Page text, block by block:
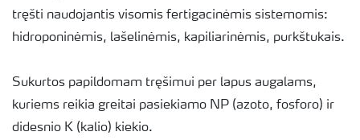
tręšti naudojantis visomis fertigacinėmis sistemomis:
hidroponinėmis, lašelinėmis, kapiliarinėmis, purkštukais.
Sukurtos papildomam tręšimui per lapus augalams,
kuriems reikia greitai pasiekiamo NP (azoto, fosforo) ir
didesnio K (kalio) kiekio.